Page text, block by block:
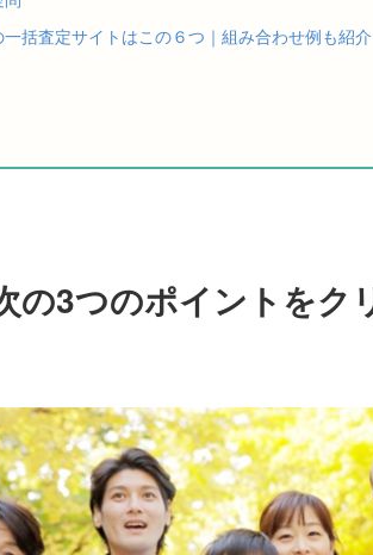
括査定サイトはこの６つ｜組み合わせ例も紹介
の3つのポイントをク